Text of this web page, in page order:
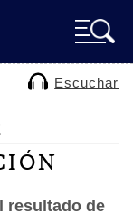
Escuchar
resultado de